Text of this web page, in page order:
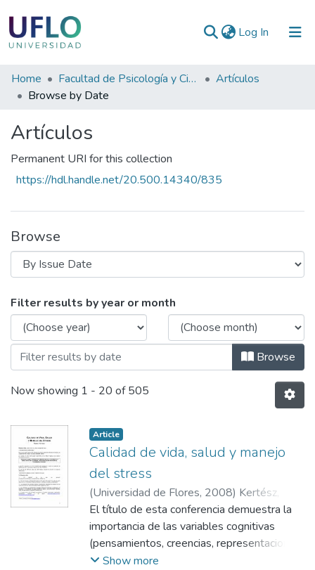
Log In (current)
Communities
&
All of RIUFLO
Home Facultad de Psicología y Ciencias Sociales
Artículos
Browse by Date
Artículos
Permanent URI for this collection
https://hdl.handle.net/20.500.14340/835
Browse
Browsing Artículos by Issue Date
Filter results by year or month
Browse
Now showing 1 - 20 of 505
Article
Calidad de vida, salud y manejo
del stress
(Universidad de Flores, 2008) Kertész,
Roberto
El título de esta conferencia demuestra la
importancia de las variables cognitivas
(pensamientos, creencias, representaciones
internas), en la generación del stress.
Show more